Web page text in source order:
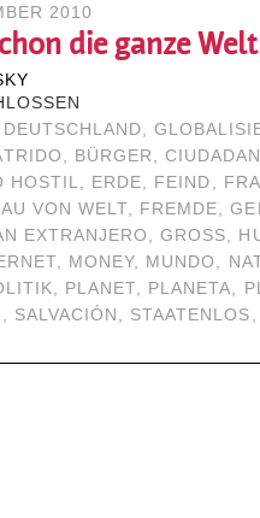
2010
die ganze
DEUTSCHLAND,
, BÜRGER ,
HOSTIL, ERDE, FEIND ,
VON WELT, FREMDE,
EXTRANJERO ,GROSS ,
, MONEY, MUNDO ,
, PLANET, PLANETA,
, SALVACIÓN , STAATENLOS